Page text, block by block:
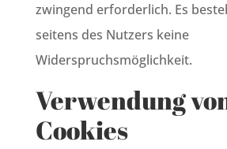
zwingend erforderlich. Es
seitens des Nutzers keine
Widerspruchsmöglichkeit.
Verwendung
Cookies